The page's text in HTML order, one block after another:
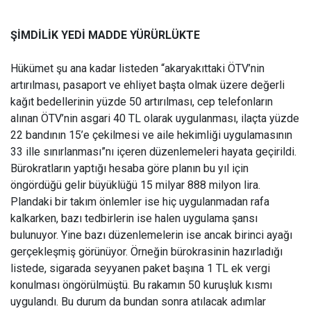
ŞİMDİLİK YEDİ MADDE YÜRÜRLÜKTE
Hükümet şu ana kadar listeden “akaryakıttaki ÖTV’nin
artırılması, pasaport ve ehliyet başta olmak üzere değerli
kağıt bedellerinin yüzde 50 artırılması, cep telefonların
alınan ÖTV’nin asgari 40 TL olarak uygulanması, ilaçta yüzde
22 bandının 15’e çekilmesi ve aile hekimliği uygulamasının
33 ille sınırlanması”nı içeren düzenlemeleri hayata geçirildi.
Bürokratların yaptığı hesaba göre planın bu yıl için
öngördüğü gelir büyüklüğü 15 milyar 888 milyon lira.
Plandaki bir takım önlemler ise hiç uygulanmadan rafa
kalkarken, bazı tedbirlerin ise halen uygulama şansı
bulunuyor. Yine bazı düzenlemelerin ise ancak birinci ayağı
gerçekleşmiş görünüyor. Örneğin bürokrasinin hazırladığı
listede, sigarada seyyanen paket başına 1 TL ek vergi
konulması öngörülmüştü. Bu rakamın 50 kuruşluk kısmı
uygulandı. Bu durum da bundan sonra atılacak adımlar